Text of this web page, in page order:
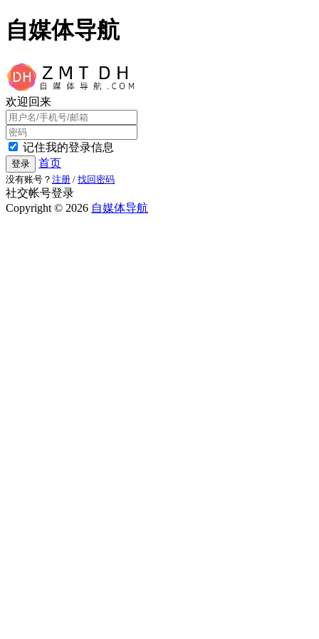
自媒体导航
欢迎回来
记住我的登录信息
登录 首页
没有账号？ 注册 / 找回密码
社交帐号登录
Copyright © 2026 自媒体导航